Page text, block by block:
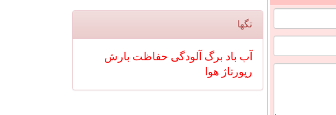
تگها
آب باد برگ آلودگی حفاظت بارش
رپورتاژ هوا